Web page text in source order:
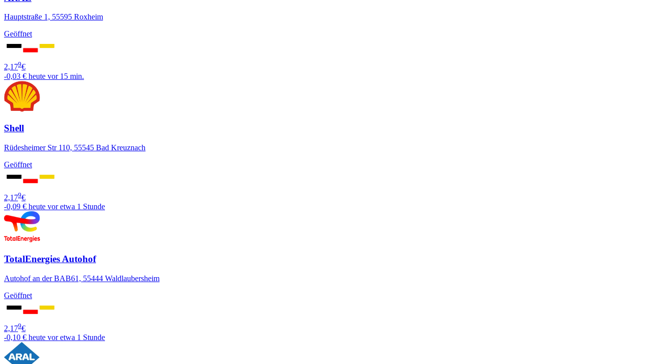
Hauptstraße 1, 55595 Roxheim
Geöffnet
2,179€
-0,03 € heute vor 15 min.
Shell
Rüdesheimer Str 110, 55545 Bad Kreuznach
Geöffnet
2,179€
-0,09 € heute vor etwa 1 Stunde
TotalEnergies Autohof
Autohof an der BAB61, 55444 Waldlaubersheim
Geöffnet
2,179€
-0,10 € heute vor etwa 1 Stunde